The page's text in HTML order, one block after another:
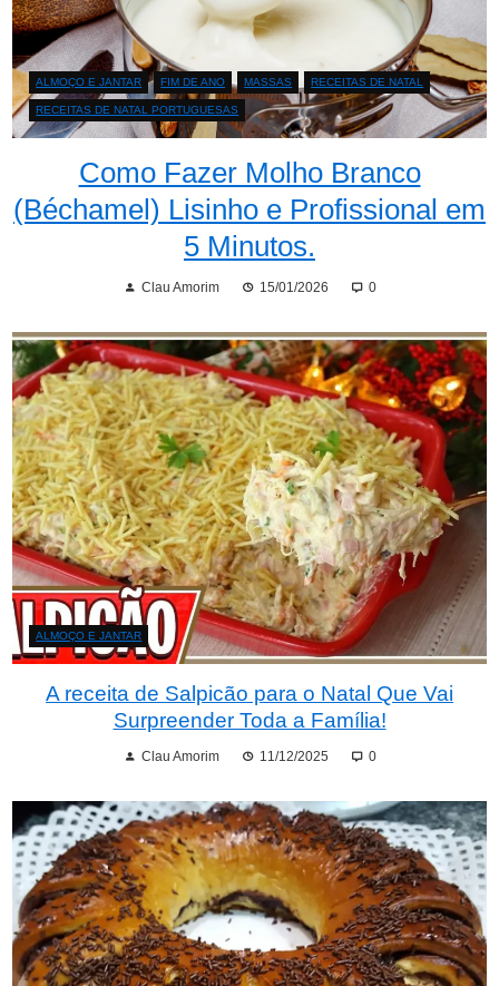
ALMOÇO E JANTAR FIM DE ANO MASSAS RECEITAS DE NATAL
RECEITAS DE NATAL PORTUGUESAS
Como Fazer Molho Branco
(Béchamel) Lisinho e Profissional em
5 Minutos.
Clau Amorim 15/01/2026 0
ALMOÇO E JANTAR
A receita de Salpicão para o Natal Que Vai
Surpreender Toda a Família!
Clau Amorim 11/12/2025 0